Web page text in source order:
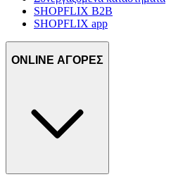
SHOPFLIX B2B
SHOPFLIX app
ONLINE ΑΓΟΡΕΣ